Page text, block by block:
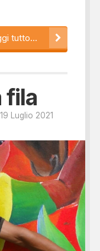
tutto...
fila
19 Luglio 2021